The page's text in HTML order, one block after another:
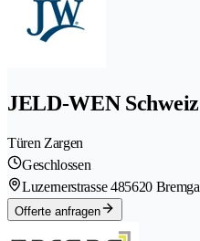
JELD-WEN
Türen Zargen
Geschlossen
Luzernerstrasse 485620
Offerte anfragen